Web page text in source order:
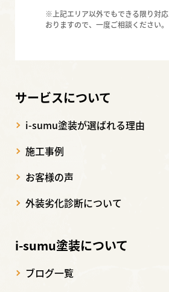
※上記エリア以外でもできる限り対
おりますので、一度ご相談ください。
サービスについて
i-sumu塗装が選ばれる理由
施工事例
お客様の声
外装劣化診断について
i-sumu塗装について
ブログ一覧